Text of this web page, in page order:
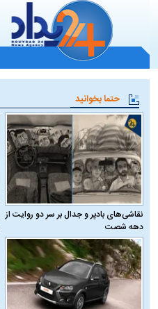
حتما بخوانید
نقاشی‌های بادپر و جدال بر سر دو روایت از
دهه شصت